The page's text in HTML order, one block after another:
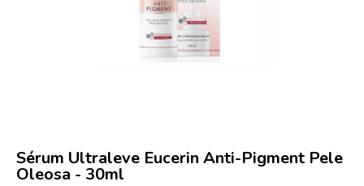
Sérum Ultraleve Eucerin Anti-Pigment Pele
Oleosa - 30ml